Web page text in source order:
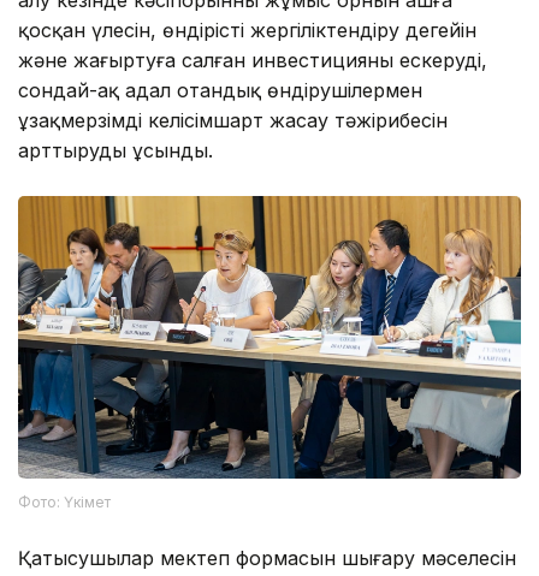
қосқан үлесін, өндірісті жергіліктендіру деңгейін
және жаңғыртуға салған инвестицияны ескеруді,
сондай-ақ адал отандық өндірушілермен
ұзақмерзімді келісімшарт жасау тәжірибесін
арттыруды ұсынды.
Фото: Үкімет
Қатысушылар мектеп формасын шығару мәселесін